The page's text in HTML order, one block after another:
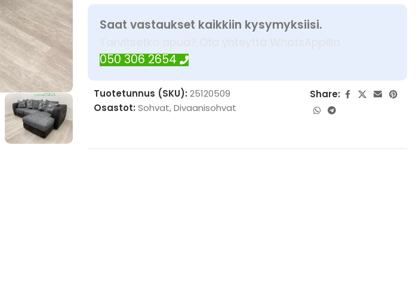
Saat vastaukset kaikkiin kysymyksiisi.
Tarvitsetko apua? Ota yhteyttä WhatsAppilla
050 306 2654
Tuotetunnus (SKU):25120509
Osastot: Sohvat,Divaanisohvat
Share: